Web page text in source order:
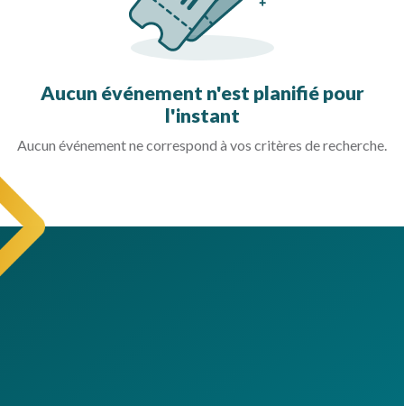
Aucun événement n'est planifié pour
l'instant
Aucun événement ne correspond à vos critères de recherche.